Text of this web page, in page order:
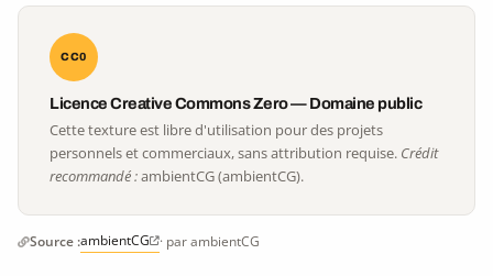
CC0
Licence Creative Commons Zero — Domaine public
Cette texture est libre d'utilisation pour des projets
personnels et commerciaux, sans attribution requise. Crédit
recommandé :ambientCG (ambientCG).
Source :ambientCG · par ambientCG